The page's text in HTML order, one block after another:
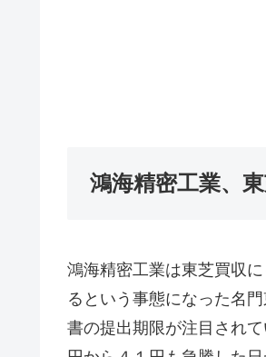
鴻海精密工業、
鴻海精密工業は東芝買収
るという事態になった名
書の提出期限が注目され